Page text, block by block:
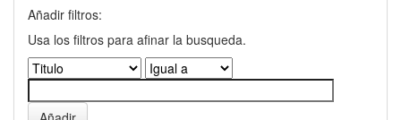
Añadir filtros:
Usa los filtros para afinar la busqueda.